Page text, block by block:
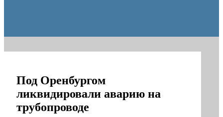
Под Оренбургом
ликвидировали аварию на
трубопроводе